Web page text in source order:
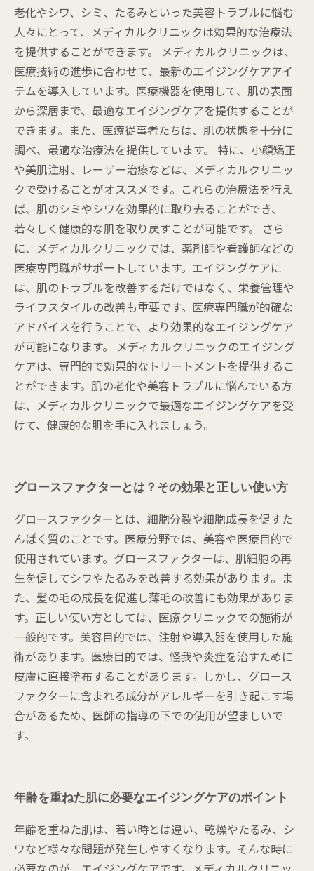
老化やシワ、シミ、たるみといった美容トラブルに悩む
人々にとって、メディカルクリニックは効果的な治療法
を提供することができます。 メディカルクリニックは、
医療技術の進歩に合わせて、最新のエイジングケアアイ
テムを導入しています。医療機器を使用して、肌の表面
から深層まで、最適なエイジングケアを提供することが
できます。また、医療従事者たちは、肌の状態を十分に
調べ、最適な治療法を提供しています。 特に、小顔矯正
や美肌注射、レーザー治療などは、メディカルクリニッ
クで受けることがオススメです。これらの治療法を行え
ば、肌のシミやシワを効果的に取り去ることができ、
若々しく健康的な肌を取り戻すことが可能です。 さら
に、メディカルクリニックでは、薬剤師や看護師などの
医療専門職がサポートしています。エイジングケアに
は、肌のトラブルを改善するだけではなく、栄養管理や
ライフスタイルの改善も重要です。医療専門職が的確な
アドバイスを行うことで、より効果的なエイジングケア
が可能になります。 メディカルクリニックのエイジング
ケアは、専門的で効果的なトリートメントを提供するこ
とができます。肌の老化や美容トラブルに悩んでいる方
は、メディカルクリニックで最適なエイジングケアを受
けて、健康的な肌を手に入れましょう。
グロースファクターとは？その効果と正しい使い方
グロースファクターとは、細胞分裂や細胞成長を促すた
んぱく質のことです。医療分野では、美容や医療目的で
使用されています。グロースファクターは、肌細胞の再
生を促してシワやたるみを改善する効果があります。ま
た、髪の毛の成長を促進し薄毛の改善にも効果がありま
す。正しい使い方としては、医療クリニックでの施術が
一般的です。美容目的では、注射や導入器を使用した施
術があります。医療目的では、怪我や炎症を治すために
皮膚に直接塗布することがあります。しかし、グロース
ファクターに含まれる成分がアレルギーを引き起こす場
合があるため、医師の指導の下での使用が望ましいで
す。
年齢を重ねた肌に必要なエイジングケアのポイント
年齢を重ねた肌は、若い時とは違い、乾燥やたるみ、シ
ワなど様々な問題が発生しやすくなります。そんな時に